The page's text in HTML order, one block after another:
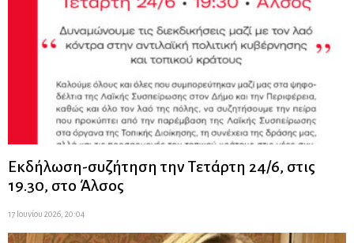
Εκδήλωση-συζήτηση την Τετάρτη 24/6, στις
19.30, στο Άλσος
17 Ιουνίου 2026, 20:04